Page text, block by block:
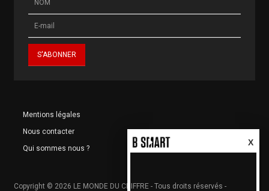
Mentions légales
Nous contacter
Qui sommes nous ?
Copyright © 2026 LE MONDE DU CHIFFRE - Tous droits réservés -
X